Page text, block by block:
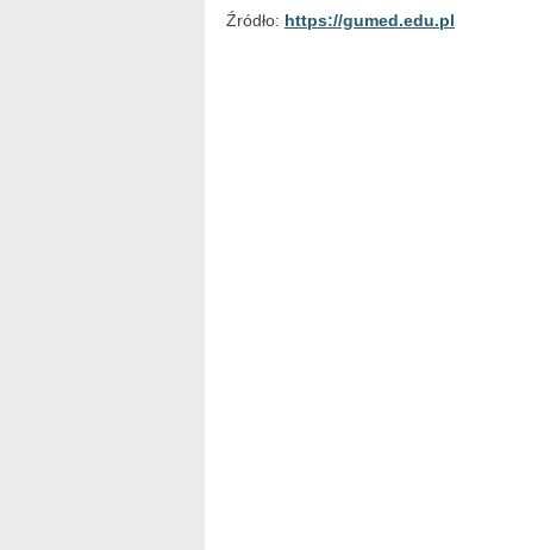
Źródło: https://gumed.edu.pl